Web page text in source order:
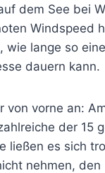
dem See bei
Windspeed
wie lange so eine
dauern kann.
von vorne an:
der 15
ließen es sich
nehmen, den